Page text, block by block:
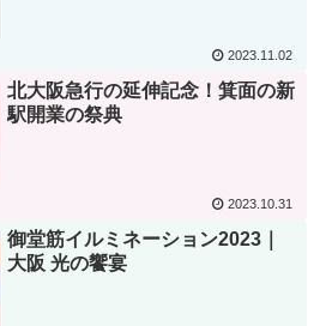
2023.11.02
北大阪急行の延伸記念！箕面の新
駅開業の祭典
2023.10.31
御堂筋イルミネーション2023｜
大阪 光の饗宴